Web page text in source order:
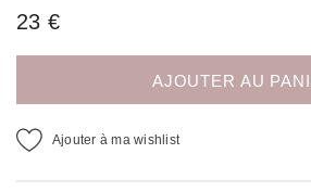
23 €
Ajouter à ma wishlist